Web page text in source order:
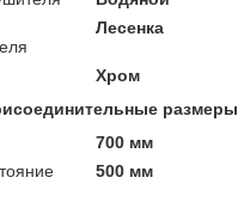
Лесенка
Хром
размеры
700 мм
500 мм